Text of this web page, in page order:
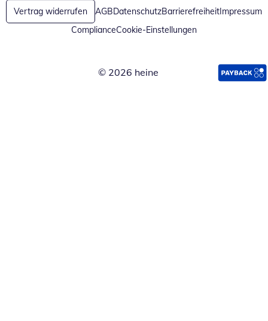
Vertrag widerrufen AGBDatenschutzBarrierefreiheitImpressum
ComplianceCookie-Einstellungen
© 2026 heine